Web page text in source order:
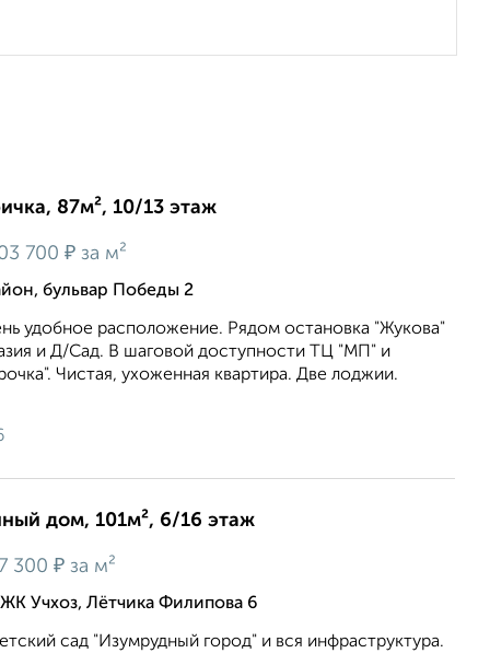
87м², 10/13 этаж
700 ₽ за м²
бульвар Победы 2
удобное расположение. Рядом остановка "Жукова"
и Д/Сад. В шаговой доступности ТЦ "МП" и
Чистая, ухоженная квартира. Две лоджии.
дом, 101м², 6/16 этаж
300 ₽ за м²
Учхоз, Лётчика Филипова 6
сад "Изумрудный город" и вся инфраструктура.